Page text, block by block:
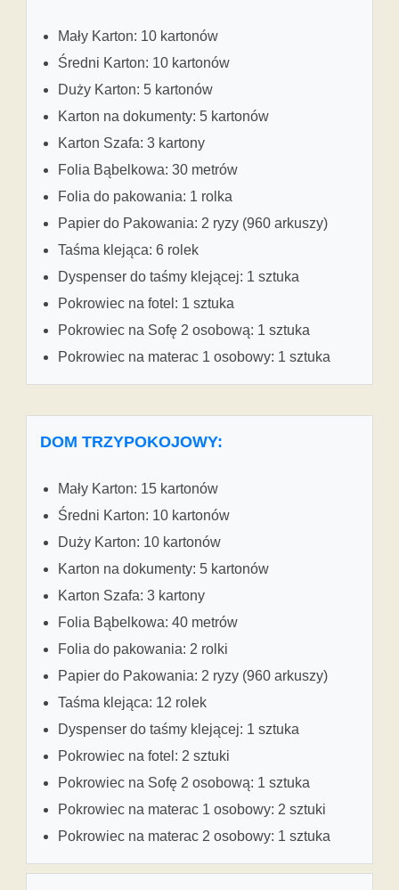
Mały Karton: 10 kartonów
Średni Karton: 10 kartonów
Duży Karton: 5 kartonów
Karton na dokumenty: 5 kartonów
Karton Szafa: 3 kartony
Folia Bąbelkowa: 30 metrów
Folia do pakowania: 1 rolka
Papier do Pakowania: 2 ryzy (960 arkuszy)
Taśma klejąca: 6 rolek
Dyspenser do taśmy klejącej: 1 sztuka
Pokrowiec na fotel: 1 sztuka
Pokrowiec na Sofę 2 osobową: 1 sztuka
Pokrowiec na materac 1 osobowy: 1 sztuka
DOM TRZYPOKOJOWY:
Mały Karton: 15 kartonów
Średni Karton: 10 kartonów
Duży Karton: 10 kartonów
Karton na dokumenty: 5 kartonów
Karton Szafa: 3 kartony
Folia Bąbelkowa: 40 metrów
Folia do pakowania: 2 rolki
Papier do Pakowania: 2 ryzy (960 arkuszy)
Taśma klejąca: 12 rolek
Dyspenser do taśmy klejącej: 1 sztuka
Pokrowiec na fotel: 2 sztuki
Pokrowiec na Sofę 2 osobową: 1 sztuka
Pokrowiec na materac 1 osobowy: 2 sztuki
Pokrowiec na materac 2 osobowy: 1 sztuka